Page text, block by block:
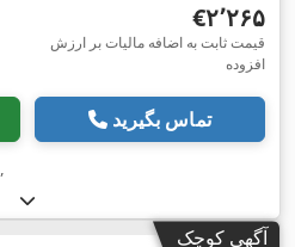
‎€۲٬۲۶۵
قیمت ثابت به اضافه مالیات بر ارزش
افزوده
تماس بگیرید
,
آگهی کوچک